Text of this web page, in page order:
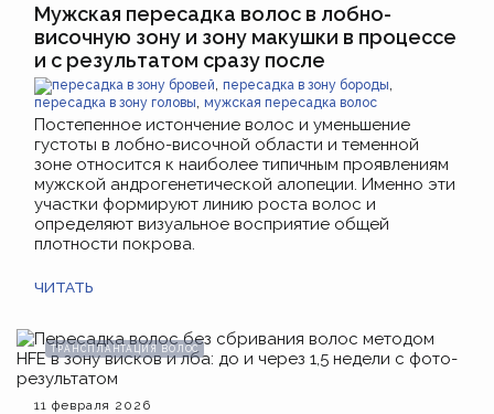
Мужская пересадка волос в лобно-
височную зону и зону макушки в процессе
и с результатом сразу после
пересадка в зону бровей,пересадка в зону бороды,
пересадка в зону головы ,мужская пересадка волос
Постепенное истончение волос и уменьшение
густоты в лобно-височной области и теменной
зоне относится к наиболее типичным проявлениям
мужской андрогенетической алопеции. Именно эти
участки формируют линию роста волос и
определяют визуальное восприятие общей
плотности покрова.
ЧИТАТЬ
ТРАНСПЛАНТАЦИЯ ВОЛОС
11 февраля 2026